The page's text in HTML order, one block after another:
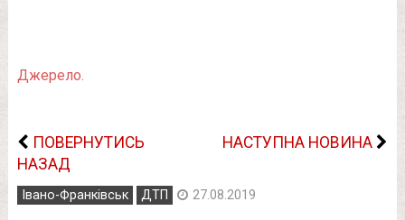
Джерело.
ПОВЕРНУТИСЬ
НАЗАД
НАСТУПНА НОВИНА
Івано-Франківськ ДТП 27.08.2019